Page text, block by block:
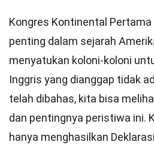
Kongres Kontinental
penting dalam sejarah
menyatukan koloni-koloni
Inggris yang dianggap tidak
telah dibahas, kita bisa
dan pentingnya peristiwa ini.
hanya menghasilkan